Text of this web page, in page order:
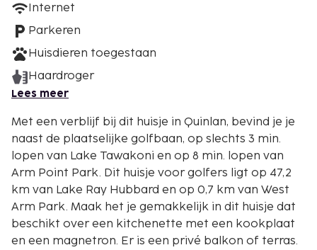
Internet
Parkeren
Huisdieren toegestaan
Haardroger
Lees meer
Met een verblijf bij dit huisje in Quinlan, bevind je je
naast de plaatselijke golfbaan, op slechts 3 min.
lopen van Lake Tawakoni en op 8 min. lopen van
Arm Point Park. Dit huisje voor golfers ligt op 47,2
km van Lake Ray Hubbard en op 0,7 km van West
Arm Park. Maak het je gemakkelijk in dit huisje dat
beschikt over een kitchenette met een kookplaat
en een magnetron. Er is een privé balkon of terras.